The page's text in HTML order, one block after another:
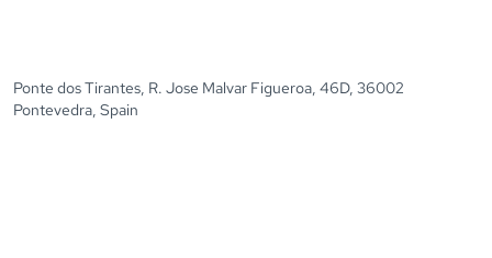
Ponte dos Tirantes, R. Jose Malvar Figueroa, 46D, 36002
Pontevedra, Spain